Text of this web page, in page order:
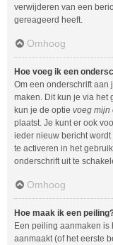
verwijderen van een
gereageerd heeft.
Omhoog
Hoe voeg ik een
Om een onderschrift aan
maken. Dit kun je via het
kun je de optie voeg mijn
plaatst. Je kunt er ook
ieder nieuw bericht
te activeren in het
onderschrift uit te
Omhoog
Hoe maak ik een
Een peiling aanmaken
aanmaakt (of het eerste